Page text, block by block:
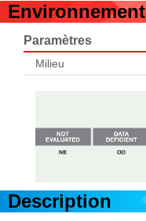
Environnement
Paramètres
Milieu
Description